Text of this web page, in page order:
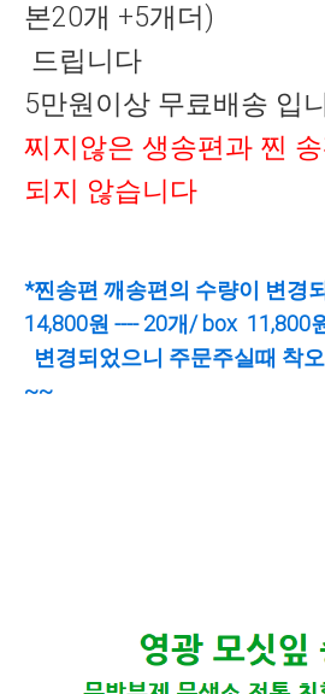
본20개 +5개더)
드립니다
5만원이상 무료배송 입
찌지않은 생송편과 찐
되지 않습니다
*찐송편 깨송편의 수량이 변경
14,800원 ---- 20개/ box 11,800
변경되었으니 주문주실때 착
~~